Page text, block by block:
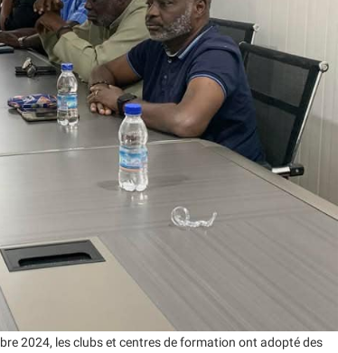
2024, les clubs et centres de formation ont adopté des